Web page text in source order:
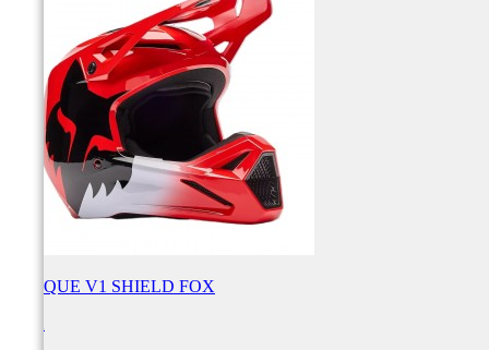
CASQUE V1 SHIELD FOX